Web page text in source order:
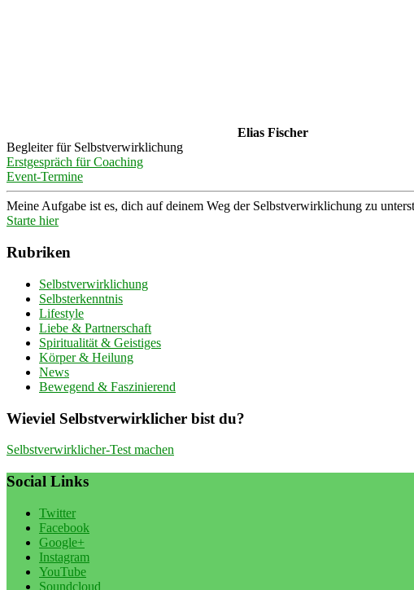
Elias Fischer
Begleiter für Selbstverwirklichung
Erstgespräch für Coaching
Event-Termine
Meine Aufgabe ist es, dich auf deinem Weg der Selbstverwirklichung zu
Starte hier
Rubriken
Selbstverwirklichung
Selbsterkenntnis
Lifestyle
Liebe & Partnerschaft
Spiritualität & Geistiges
Körper & Heilung
News
Bewegend & Faszinierend
Wieviel Selbstverwirklicher bist du?
Selbstverwirklicher-Test machen
Social Links
Twitter
Facebook
Google+
Instagram
YouTube
Soundcloud